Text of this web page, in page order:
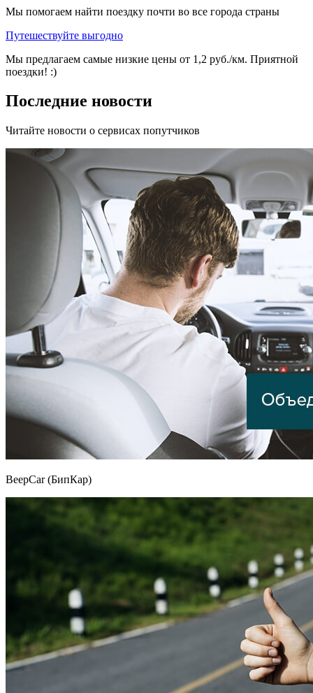
Мы помогаем найти поездку почти во все города страны
Путешествуйте выгодно
Мы предлагаем самые низкие цены от 1,2 руб./км. Приятной
поездки! :)
Последние новости
Читайте новости о сервисах попутчиков
BeepCar (БипКар)